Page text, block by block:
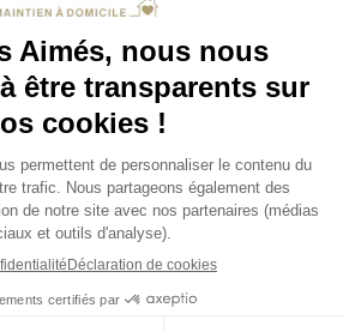
Je consulte les offres
4.8/5
Sur 2232 avis récoltés.